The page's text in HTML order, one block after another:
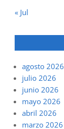
« Jul
agosto 2026
julio 2026
junio 2026
mayo 2026
abril 2026
marzo 2026